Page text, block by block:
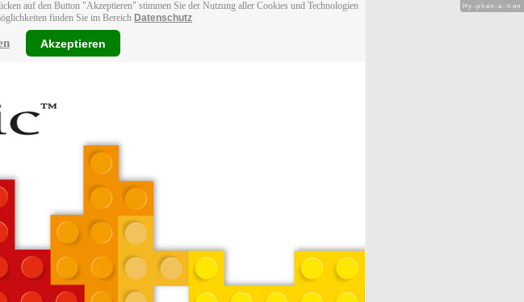
auf den Button "Akzeptieren" stimmen Sie der Nutzung aller Cookies und Technologien
finden Sie im Bereich Datenschutz
Akzeptieren
Hy-phen-a-tion